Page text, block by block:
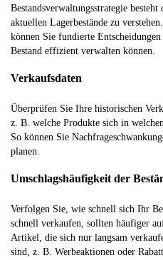
Bestandsverwaltungsstrategie
aktuellen Lagerbestände zu
können Sie fundierte
Bestand effizient verwalten können.
Verkaufsdaten
Überprüfen Sie Ihre historischen
z. B. welche Produkte sich in
So können Sie
planen.
Umschlagshäufigkeit der
Verfolgen Sie, wie schnell sich Ihr
schnell verkaufen, sollten häufiger
Artikel, die sich nur langsam
sind, z. B. Werbeaktionen oder